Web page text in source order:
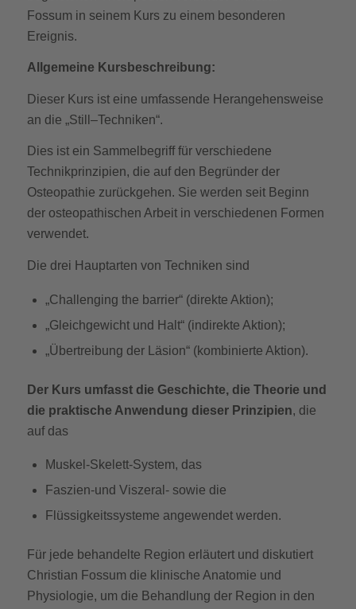
Fossum in seinem Kurs zu einem besonderen
Ereignis.
Allgemeine Kursbeschreibung:
Dieser Kurs ist eine umfassende Herangehensweise
an die „Still–Techniken“.
Dies ist ein Sammelbegriff für verschiedene
Technikprinzipien, die auf den Begründer der
Osteopathie zurückgehen. Sie werden seit Beginn
der osteopathischen Arbeit in verschiedenen Formen
verwendet.
Die drei Hauptarten von Techniken sind
„Challenging the barrier“ (direkte Aktion);
„Gleichgewicht und Halt“ (indirekte Aktion);
„Übertreibung der Läsion“ (kombinierte Aktion).
Der Kurs umfasst die Geschichte, die Theorie und
die praktische Anwendung dieser Prinzipien, die
auf das
Muskel-Skelett-System, das
Faszien-und Viszeral- sowie die
Flüssigkeitssysteme angewendet werden.
Für jede behandelte Region erläutert und diskutiert
Christian Fossum die klinische Anatomie und
Physiologie, um die Behandlung der Region in den